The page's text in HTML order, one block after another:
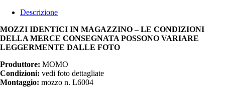
Descrizione
MOZZI IDENTICI IN MAGAZZINO – LE CONDIZIONI
DELLA MERCE CONSEGNATA POSSONO VARIARE
LEGGERMENTE DALLE FOTO
Produttore: MOMO
Condizioni: vedi foto dettagliate
Montaggio: mozzo n. L6004